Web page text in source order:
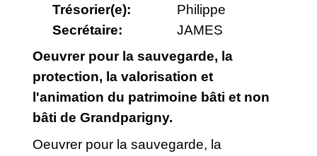
Trésorier(e):
Secrétaire:
Philippe
JAMES
Oeuvrer pour la sauvegarde, la
protection, la valorisation et
l'animation du patrimoine bâti et non
bâti de Grandparigny.
Oeuvrer pour la sauvegarde, la